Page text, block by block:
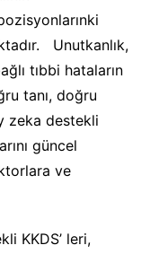
Unutkanlık,
tıbbi hataların
tanı, doğru
zeka destekli
güncel
ve
KKDS’ leri,